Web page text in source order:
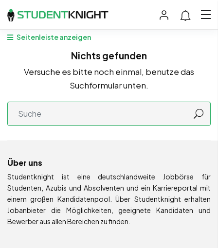
Seitenleiste anzeigen
Nichts gefunden
Versuche es bitte noch einmal, benutze das
Suchformular unten.
Über uns
Studentknight ist eine deutschlandweite Jobbörse für
Studenten, Azubis und Absolventen und ein Karriereportal mit
einem großen Kandidatenpool. Über Studentknight erhalten
Jobanbieter die Möglichkeiten, geeignete Kandidaten und
Bewerber aus allen Bereichen zu finden.